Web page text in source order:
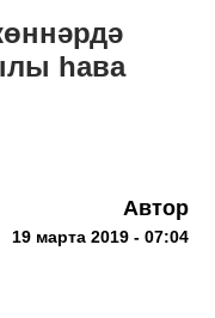
һава
Автор
19 марта 2019 - 07:04